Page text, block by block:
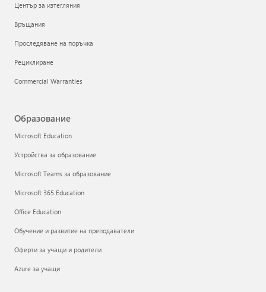
Център за изтегляния
Връщания
Проследяване на поръчка
Рециклиране
Commercial Warranties
Образование
Microsoft Education
Устройства за образование
Microsoft Teams за образование
Microsoft 365 Education
Office Education
Обучение и развитие на преподаватели
Оферти за учащи и родители
Azure за учащи